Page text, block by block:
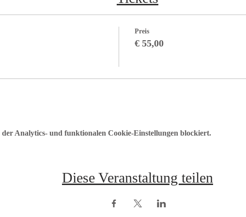
Preis
€ 55,00
Analytics- und funktionalen Cookie-Einstellungen blockiert.
Diese Veranstaltung teilen